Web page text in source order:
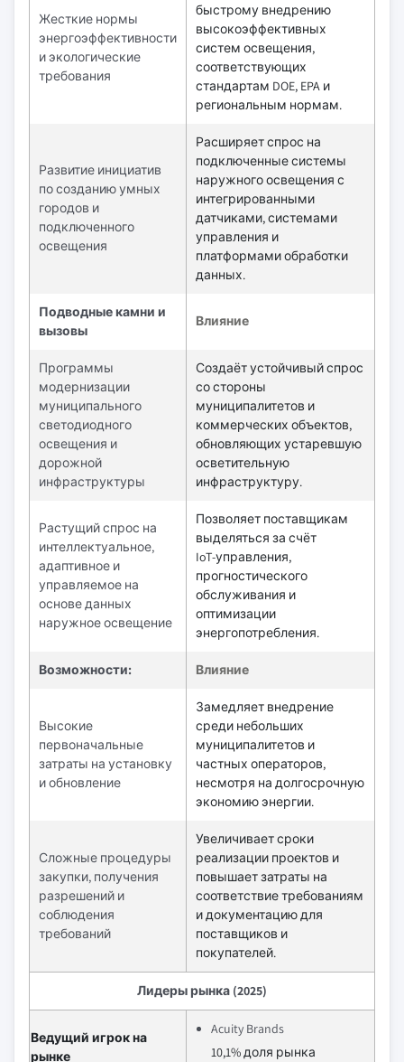
Жесткие нормы
энергоэффективности
и экологические
требования
быстрому внедрению
высокоэффективных
систем освещения,
соответствующих
стандартам DOE, EPA и
региональным нормам.
Развитие инициатив
по созданию умных
городов и
подключенного
освещения
Расширяет спрос на
подключенные системы
наружного освещения с
интегрированными
датчиками, системами
управления и
платформами обработки
данных.
Подводные камни и
вызовы
Влияние
Программы
модернизации
муниципального
светодиодного
освещения и
дорожной
инфраструктуры
Создаёт устойчивый спрос
со стороны
муниципалитетов и
коммерческих объектов,
обновляющих устаревшую
осветительную
инфраструктуру.
Растущий спрос на
интеллектуальное,
адаптивное и
управляемое на
основе данных
наружное освещение
Позволяет поставщикам
выделяться за счёт
IoT‑управления,
прогностического
обслуживания и
оптимизации
энергопотребления.
Возможности: Влияние
Высокие
первоначальные
затраты на установку
и обновление
Замедляет внедрение
среди небольших
муниципалитетов и
частных операторов,
несмотря на долгосрочную
экономию энергии.
Сложные процедуры
закупки, получения
разрешений и
соблюдения
требований
Увеличивает сроки
реализации проектов и
повышает затраты на
соответствие требованиям
и документацию для
поставщиков и
покупателей.
Лидеры рынка (2025)
Ведущий игрок на
рынке
Acuity Brands
10,1% доля рынка